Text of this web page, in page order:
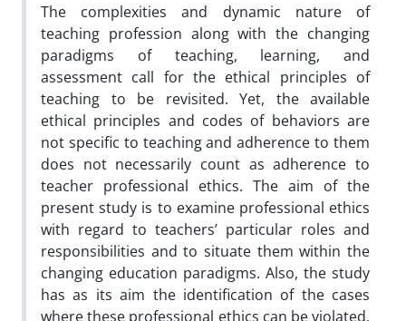
The complexities and dynamic nature of
teaching profession along with the changing
paradigms of teaching, learning, and
assessment call for the ethical principles of
teaching to be revisited. Yet, the available
ethical principles and codes of behaviors are
not specific to teaching and adherence to them
does not necessarily count as adherence to
teacher professional ethics. The aim of the
present study is to examine professional ethics
with regard to teachers’ particular roles and
responsibilities and to situate them within the
changing education paradigms. Also, the study
has as its aim the identification of the cases
where these professional ethics can be violated.